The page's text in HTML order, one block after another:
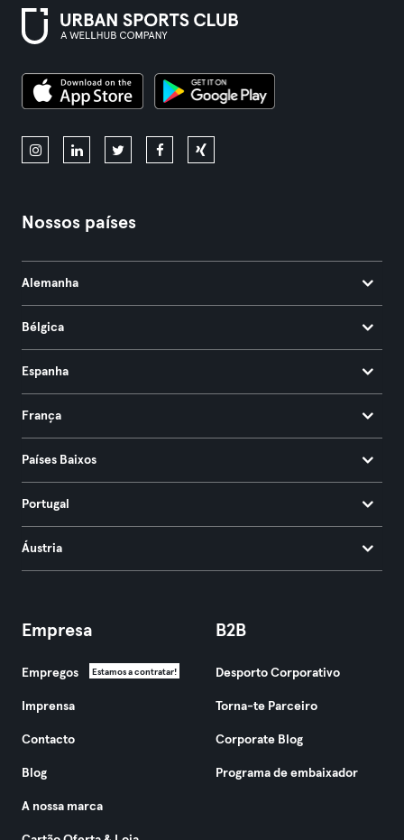
Nossos países
Alemanha
Bélgica
Espanha
França
Países Baixos
Portugal
Áustria
Empresa
Empregos Estamos a contratar!
Imprensa
Contacto
Blog
A nossa marca
B2B
Desporto Corporativo
Torna-te Parceiro
Corporate Blog
Programa de embaixador